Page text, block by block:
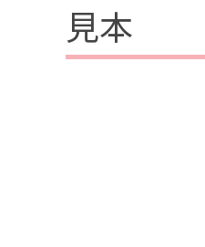
見本